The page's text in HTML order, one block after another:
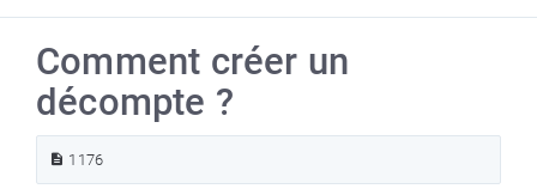
Comment créer un
décompte ?
1176